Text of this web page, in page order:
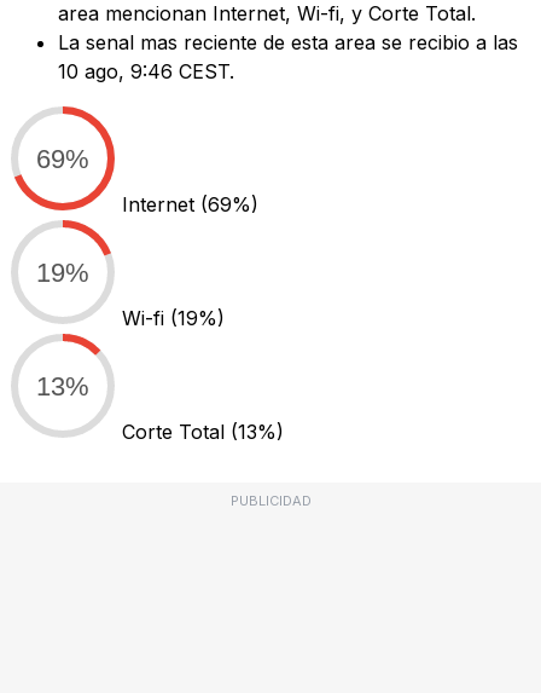
area mencionan Internet, Wi-fi, y Corte Total.
La senal mas reciente de esta area se recibio a las
10 ago, 9:46 CEST.
69%
Internet (69%)
19%
Wi-fi (19%)
13%
Corte Total (13%)
PUBLICIDAD